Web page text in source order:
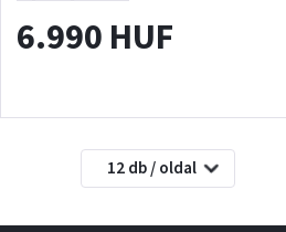
6.990 HUF
12 db / oldal